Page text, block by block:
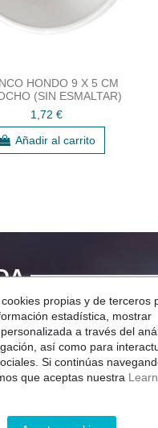
HONDO 9 X 5 CM
(SIN ESMALTAR)
1,72 €
Añadir al carrito
propias y de terceros
estadística, mostrar
a través del
así como para
Si continúas
que aceptas nuestra Learn